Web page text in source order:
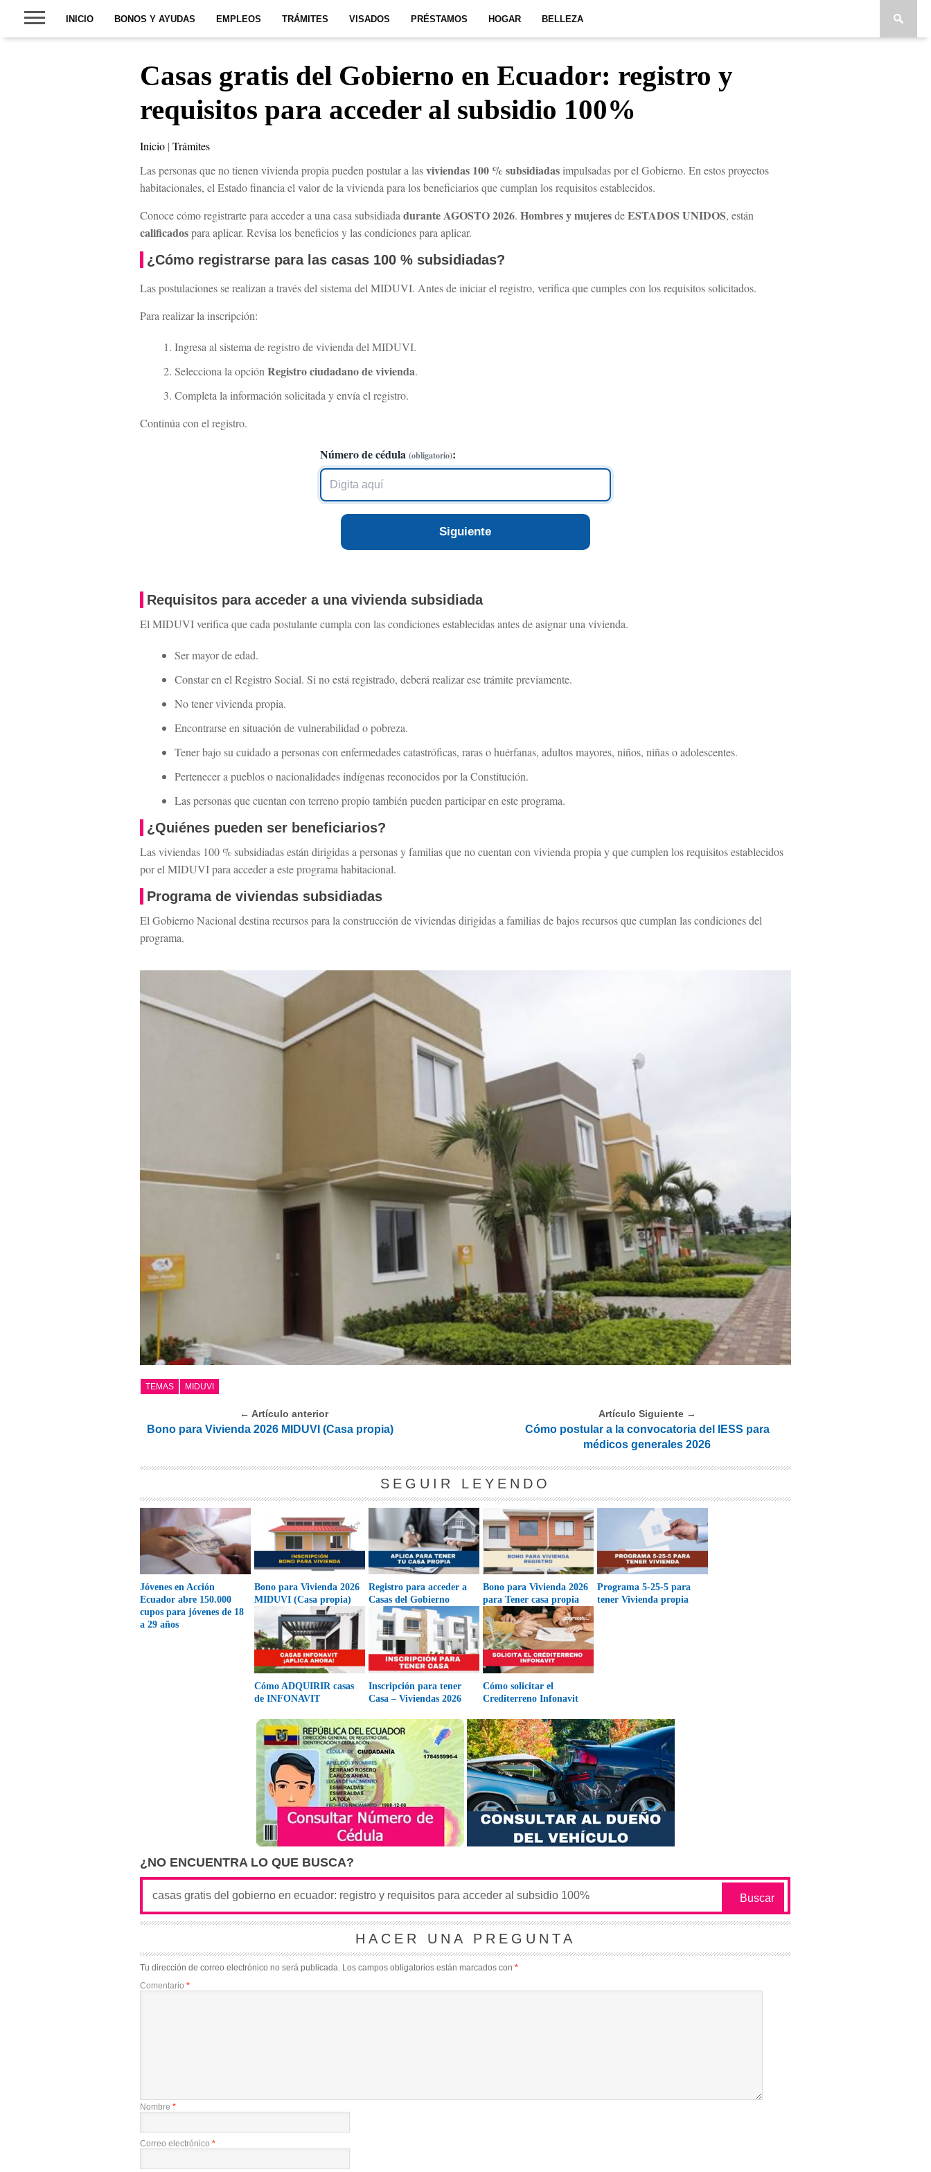
INICIO BONOS Y AYUDAS EMPLEOS TRÁMITES VISADOS PRÉSTAMOS HOGAR BELLEZA
Casas gratis del Gobierno en Ecuador: registro y
requisitos para acceder al subsidio 100%
Inicio |Trámites
Las personas que no tienen vivienda propia pueden postular a lasviviendas 100 % subsidiadasimpulsadas por el Gobierno. En estos proyectos
habitacionales, el Estado financia el valor de la vivienda para los beneficiarios que cumplan los requisitos establecidos.
Conoce cómo registrarte para acceder a una casa subsidiadadurante AGOSTO 2026.Hombres y mujeresdeESTADOS UNIDOS, están
calificadospara aplicar. Revisa los beneficios y las condiciones para aplicar.
¿Cómo registrarse para las casas 100 % subsidiadas?
Las postulaciones se realizan a través del sistema del MIDUVI. Antes de iniciar el registro, verifica que cumples con los requisitos solicitados.
Para realizar la inscripción:
Ingresa al sistema de registro de vivienda del MIDUVI.
Selecciona la opciónRegistro ciudadano de vivienda.
Completa la información solicitada y envía el registro.
Continúa con el registro.
Número de cédula (obligatorio):
Siguiente
Requisitos para acceder a una vivienda subsidiada
El MIDUVI verifica que cada postulante cumpla con las condiciones establecidas antes de asignar una vivienda.
Ser mayor de edad.
Constar en el Registro Social. Si no está registrado, deberá realizar ese trámite previamente.
No tener vivienda propia.
Encontrarse en situación de vulnerabilidad o pobreza.
Tener bajo su cuidado a personas con enfermedades catastróficas, raras o huérfanas, adultos mayores, niños, niñas o adolescentes.
Pertenecer a pueblos o nacionalidades indígenas reconocidos por la Constitución.
Las personas que cuentan con terreno propio también pueden participar en este programa.
¿Quiénes pueden ser beneficiarios?
Las viviendas 100 % subsidiadas están dirigidas a personas y familias que no cuentan con vivienda propia y que cumplen los requisitos establecidos
por el MIDUVI para acceder a este programa habitacional.
Programa de viviendas subsidiadas
El Gobierno Nacional destina recursos para la construcción de viviendas dirigidas a familias de bajos recursos que cumplan las condiciones del
programa.
TEMAS MIDUVI
← Artículo anterior
Bono para Vivienda 2026 MIDUVI (Casa propia)
Artículo Siguiente →
Cómo postular a la convocatoria del IESS para
médicos generales 2026
SEGUIR LEYENDO
Jóvenes en Acción
Ecuador abre 150.000
cupos para jóvenes de 18
a 29 años
Bono para Vivienda 2026
MIDUVI (Casa propia)
Registro para acceder a
Casas del Gobierno
Bono para Vivienda 2026
para Tener casa propia
Programa 5-25-5 para
tener Vivienda propia
Cómo ADQUIRIR casas
de INFONAVIT
Inscripción para tener
Casa – Viviendas 2026
Cómo solicitar el
Crediterreno Infonavit
¿NO ENCUENTRA LO QUE BUSCA?
HACER UNA PREGUNTA
Tu dirección de correo electrónico no será publicada. Los campos obligatorios están marcados con*
Comentario*
Nombre*
Correo electrónico*